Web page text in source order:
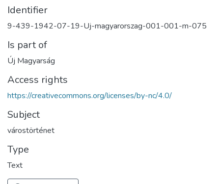
Identifier
9-439-1942-07-19-Uj-magyarorszag-001-001-m-075
Is part of
Új Magyarság
Access rights
https://creativecommons.org/licenses/by-nc/4.0/
Subject
várostörténet
Type
Text